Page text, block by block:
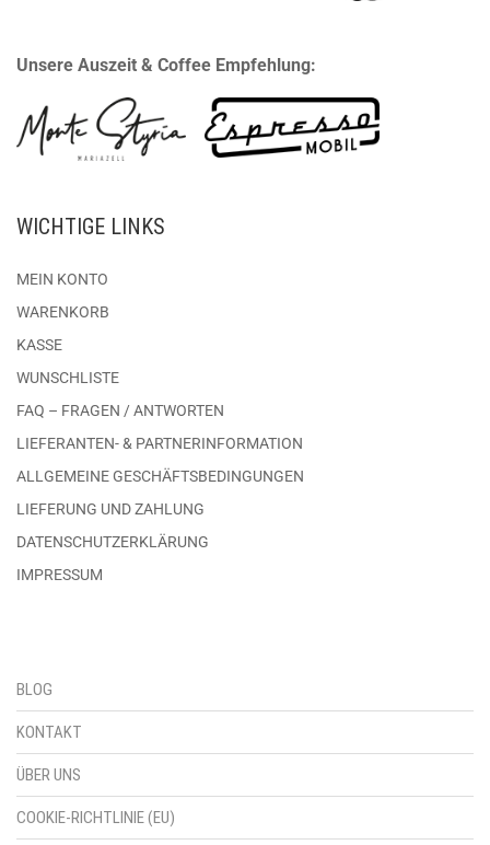
Unsere Auszeit & Coffee Empfehlung:
WICHTIGE LINKS
MEIN KONTO
WARENKORB
KASSE
WUNSCHLISTE
FAQ – FRAGEN / ANTWORTEN
LIEFERANTEN- & PARTNERINFORMATION
ALLGEMEINE GESCHÄFTSBEDINGUNGEN
LIEFERUNG UND ZAHLUNG
DATENSCHUTZERKLÄRUNG
IMPRESSUM
BLOG
KONTAKT
ÜBER UNS
COOKIE-RICHTLINIE (EU)